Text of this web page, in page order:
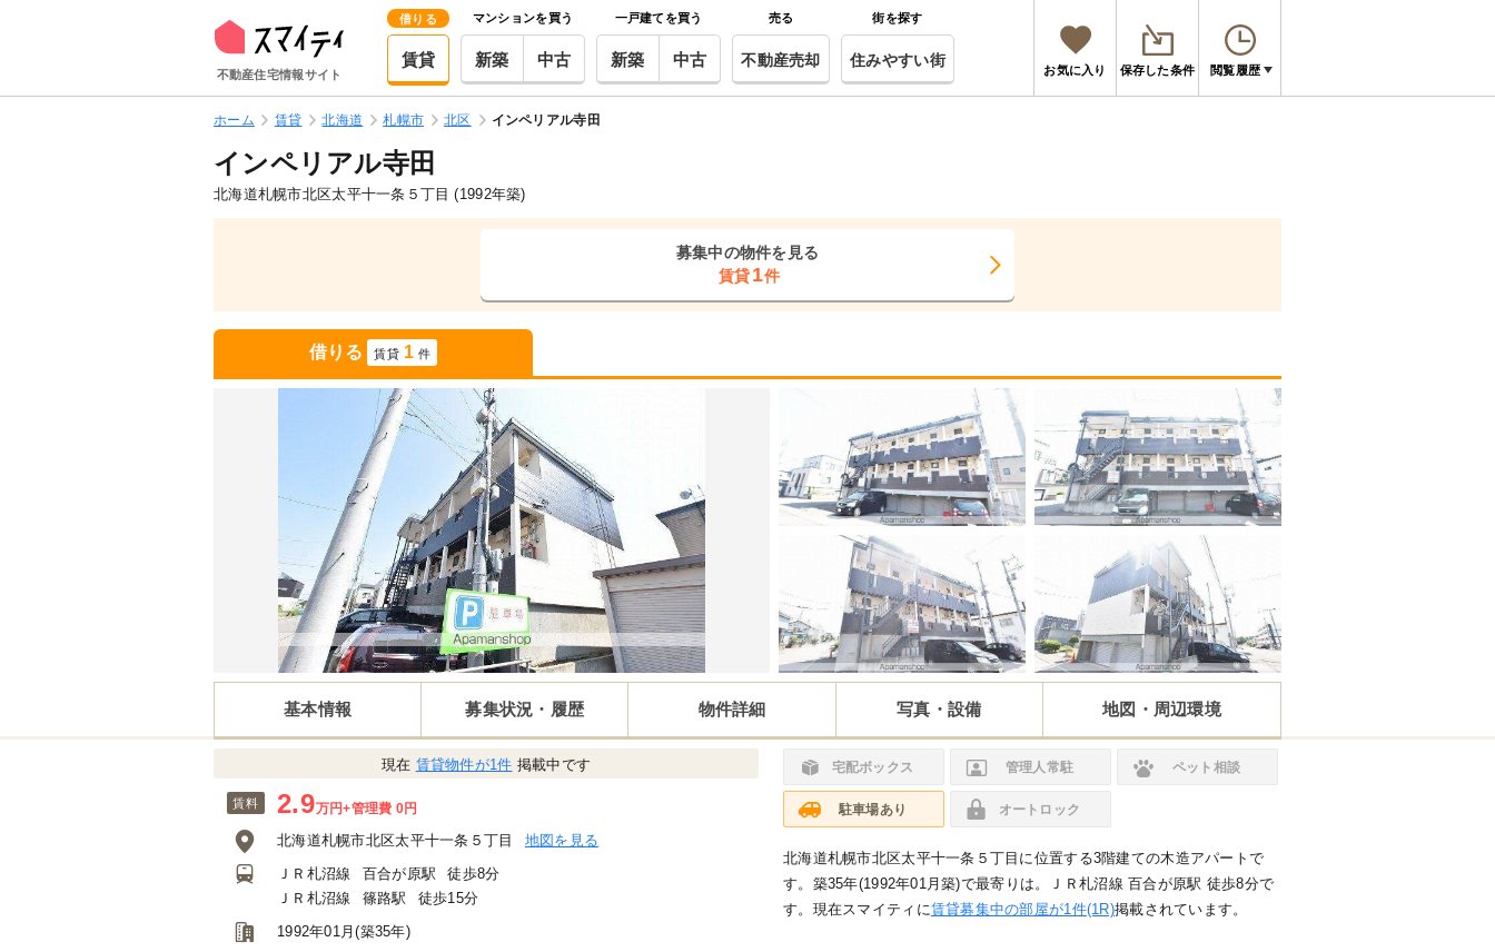
不動産住宅情報サイト
借りる
賃貸
マンションを買う
新築 中古
一戸建てを買う
新築 中古
売る
不動産売却
街を探す
住みやすい街
お気に入り 保存した条件 閲覧履歴
ホーム 賃貸 北海道 札幌市 北区 インペリアル寺田
インペリアル寺田
北海道札幌市北区太平十一条５丁目 (1992年築)
募集中の物件を見る
賃貸1件
借りる 賃貸 1 件
基本情報 募集状況・履歴 物件詳細 写真・設備 地図・周辺環境
現在 賃貸物件が1件 掲載中です
賃料 2.9万円+管理費 0円
北海道札幌市北区太平十一条５丁目
地図を見る
ＪＲ札沼線
百合が原駅
徒歩8分
ＪＲ札沼線
篠路駅
徒歩15分
1992年01月(築35年)
宅配ボックス 管理人常駐 ペット相談
駐車場あり オートロック
北海道札幌市北区太平十一条５丁目に位置する3階建ての木造アパートで
す。築35年(1992年01月築)で最寄りは。ＪＲ札沼線 百合が原駅 徒歩8分で
す。現在スマイティに賃貸募集中の部屋が1件(1R)掲載されています。